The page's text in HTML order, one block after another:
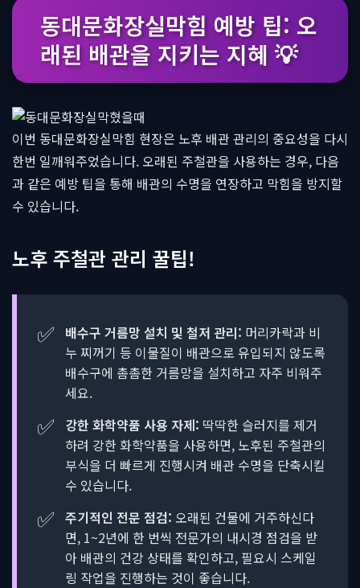
동대문화장실막힘 예방 팁: 오
래된 배관을 지키는 지혜 💡
이번 동대문화장실막힘 현장은 노후 배관 관리의 중요성을 다시
한번 일깨워주었습니다. 오래된 주철관을 사용하는 경우, 다음
과 같은 예방 팁을 통해 배관의 수명을 연장하고 막힘을 방지할
수 있습니다.
노후 주철관 관리 꿀팁!
✅ 배수구 거름망 설치 및 철저 관리: 머리카락과 비
누 찌꺼기 등 이물질이 배관으로 유입되지 않도록
배수구에 촘촘한 거름망을 설치하고 자주 비워주
세요.
✅ 강한 화학약품 사용 자제: 딱딱한 슬러지를 제거
하려 강한 화학약품을 사용하면, 노후된 주철관의
부식을 더 빠르게 진행시켜 배관 수명을 단축시킬
수 있습니다.
✅ 주기적인 전문 점검: 오래된 건물에 거주하신다
면, 1~2년에 한 번씩 전문가의 내시경 점검을 받
아 배관의 건강 상태를 확인하고, 필요시 스케일
링 작업을 진행하는 것이 좋습니다.